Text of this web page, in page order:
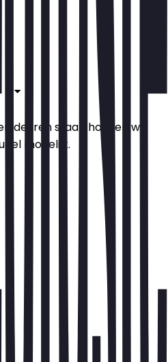
deuren staat, houden we
mogelijk.